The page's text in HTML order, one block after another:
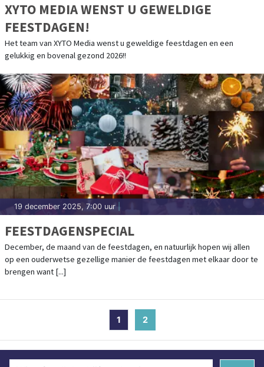
XYTO MEDIA WENST U GEWELDIGE
FEESTDAGEN!
Het team van XYTO Media wenst u geweldige feestdagen en een
gelukkig en bovenal gezond 2026!!
19 december 2025, 7:00 uur
FEESTDAGENSPECIAL
December, de maand van de feestdagen, en natuurlijk hopen wij allen
op een ouderwetse gezellige manier de feestdagen met elkaar door te
brengen want [...]
1 2(current)